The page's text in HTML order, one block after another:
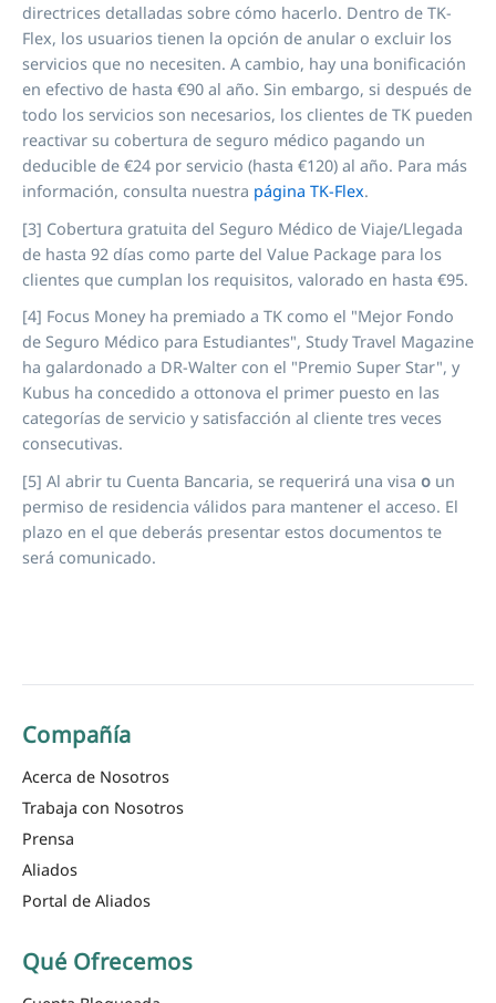
directrices detalladas sobre cómo hacerlo. Dentro de TK-
Flex, los usuarios tienen la opción de anular o excluir los
servicios que no necesiten. A cambio, hay una bonificación
en efectivo de hasta €90 al año. Sin embargo, si después de
todo los servicios son necesarios, los clientes de TK pueden
reactivar su cobertura de seguro médico pagando un
deducible de €24 por servicio (hasta €120) al año. Para más
información, consulta nuestra página TK-Flex.
[3] Cobertura gratuita del Seguro Médico de Viaje/Llegada
de hasta 92 días como parte del Value Package para los
clientes que cumplan los requisitos, valorado en hasta €95.
[4] Focus Money ha premiado a TK como el "Mejor Fondo
de Seguro Médico para Estudiantes", Study Travel Magazine
ha galardonado a DR-Walter con el "Premio Super Star", y
Kubus ha concedido a ottonova el primer puesto en las
categorías de servicio y satisfacción al cliente tres veces
consecutivas.
[5] Al abrir tu Cuenta Bancaria, se requerirá una visa o un
permiso de residencia válidos para mantener el acceso. El
plazo en el que deberás presentar estos documentos te
será comunicado.
Compañía
Acerca de Nosotros
Trabaja con Nosotros
Prensa
Aliados
Portal de Aliados
Qué Ofrecemos